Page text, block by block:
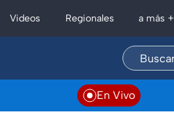
Videos Regionales a más +
En Vivo